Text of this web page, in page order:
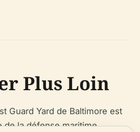
Plus Loin
Guard Yard de Baltimore est
de la défense maritime